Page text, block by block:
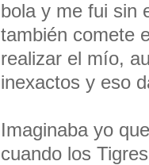
bola y me fui sin
también comete
realizar el mío,
inexactos y eso
Imaginaba yo
cuando los